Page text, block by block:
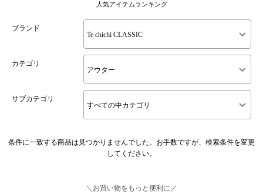
人気アイテムランキング
ブランド
カテゴリ
サブカテゴリ
条件に一致する商品は見つかりませんでした。お手数ですが、検索条件を変更
してください。
＼お買い物をもっと便利に／